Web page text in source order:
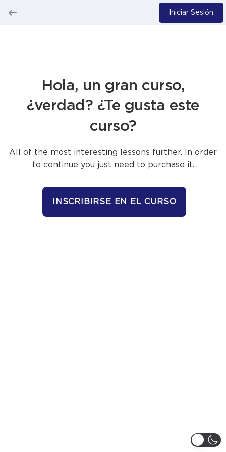
Iniciar Sesión
Hola, un gran curso,
¿verdad? ¿Te gusta este
curso?
All of the most interesting lessons further. In order
to continue you just need to purchase it.
INSCRIBIRSE EN EL CURSO